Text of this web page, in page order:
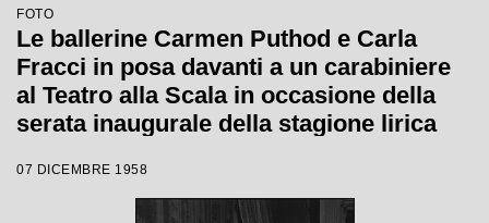
FOTO
Le ballerine Carmen Puthod e Carla
Fracci in posa davanti a un carabiniere
al Teatro alla Scala in occasione della
serata inaugurale della stagione lirica
Giacomo Puccini, diretta da Antonino
Votto con la regia di Margherita
07 DICEMBRE 1958